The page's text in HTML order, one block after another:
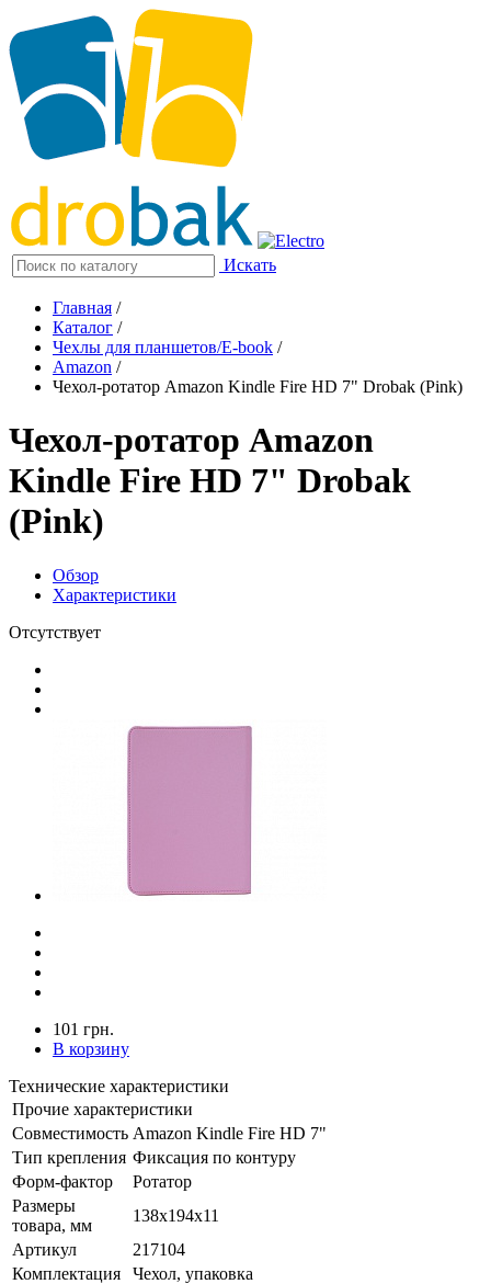
Искать
Главная /
Каталог /
Чехлы для планшетов/E-book /
Amazon /
Чехол-ротатор Amazon Kindle Fire HD 7" Drobak (Pink)
Чехол-ротатор Amazon
Kindle Fire HD 7" Drobak
(Pink)
Обзор
Характеристики
Отсутствует
101 грн.
В корзину
Технические характеристики
Прочие характеристики
Совместимость Amazon Kindle Fire HD 7"
Тип крепления Фиксация по контуру
Форм-фактор
Ротатор
Размеры
товара, мм
138x194x11
Артикул
217104
Комплектация
Чехол, упаковка